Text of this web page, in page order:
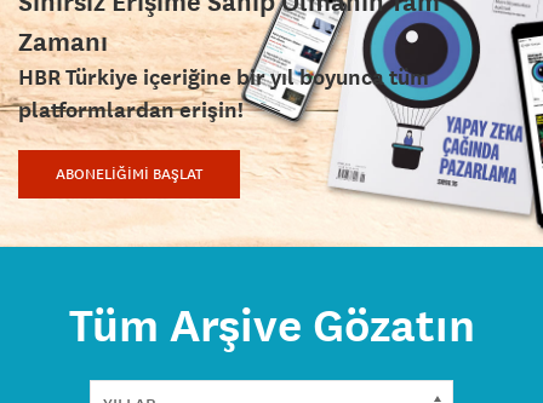
Zamanı
HBR Türkiye içeriğine bir yıl boyunca tüm
platformlardan erişin!
ABONELİĞİMİ BAŞLAT
Tüm Arşive Gözatın